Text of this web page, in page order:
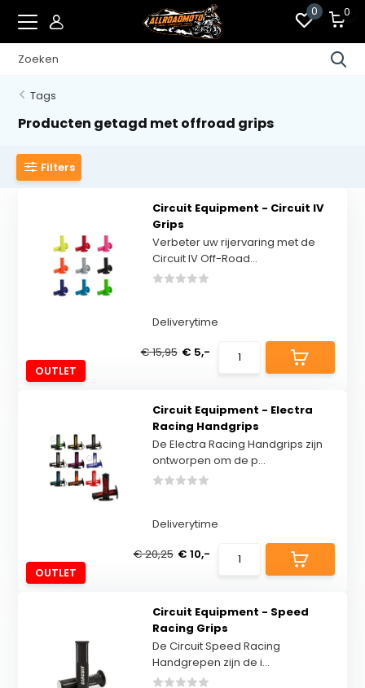
0 0
Tags
Producten getagd met offroad grips
Filters
OUTLET
Circuit Equipment - Circuit IV
Grips
Verbeter uw rijervaring met de
Circuit IV Off-Road...
Deliverytime
€ 15,95 € 5,-
OUTLET
Circuit Equipment - Electra
Racing Handgrips
De Electra Racing Handgrips zijn
ontworpen om de p...
Deliverytime
€ 20,25 € 10,-
Circuit Equipment - Speed
Racing Grips
De Circuit Speed ​​Racing
Handgrepen zijn de i...